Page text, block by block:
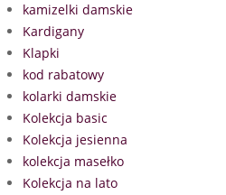
kamizelki damskie
Kardigany
Klapki
kod rabatowy
kolarki damskie
Kolekcja basic
Kolekcja jesienna
kolekcja masełko
Kolekcja na lato